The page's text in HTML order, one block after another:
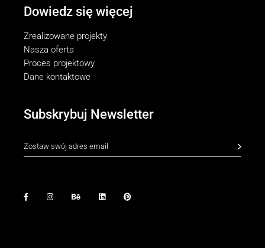
Dowiedz się więcej
Zrealizowane projekty
Nasza oferta
Proces projektowy
Dane kontaktowe
Subskrybuj Newsletter